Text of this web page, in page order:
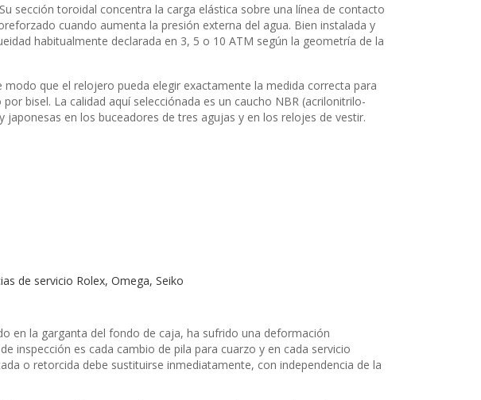
sección toroidal concentra la carga elástica sobre una línea de contacto
cuando aumenta la presión externa del agua. Bien instalada y
habitualmente declarada en 3, 5 o 10 ATM según la geometría de la
que el relojero pueda elegir exactamente la medida correcta para
bisel. La calidad aquí selecciónada es un caucho NBR (acrilonitrilo-
en los buceadores de tres agujas y en los relojes de vestir.
de servicio Rolex, Omega, Seiko
en la garganta del fondo de caja, ha sufrido una deformación
inspección es cada cambio de pila para cuarzo y en cada servicio
o retorcida debe sustituirse inmediatamente, con independencia de la